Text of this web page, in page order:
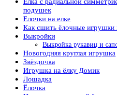
подушек
Елочки на елке
Как сшить ёлочные игрушки
Выкройки
Выкройка рукавиц и
Новогодняя круглая игрушка
Звёздочка
Игрушка на ёлку Домик
Лошадка
Ёлочка